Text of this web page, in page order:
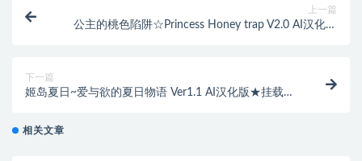
上一篇
公主的桃色陷阱☆Princess Honey trap V2.0 AI汉化版
下一篇
姬岛夏日~爱与欲的夏日物语 Ver1.1 AI汉化版★挂载
相关文章